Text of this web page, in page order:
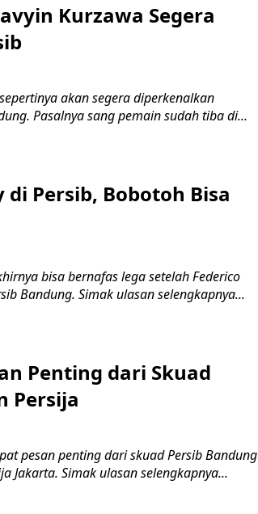
Kurzawa Segera
akan segera diperkenalkan
Pasalnya sang pemain sudah tiba di...
di Persib, Bobotoh Bisa
bisa bernafas lega setelah Federico
Bandung. Simak ulasan selengkapnya...
Penting dari Skuad
Persija
pesan penting dari skuad Persib Bandung
Jakarta. Simak ulasan selengkapnya...